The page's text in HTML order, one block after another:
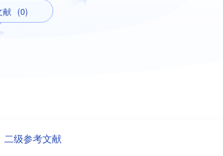
献 (0)
二级参考文献